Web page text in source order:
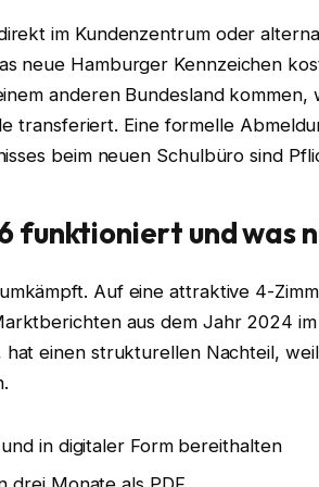
im Kundenzentrum oder
neue Hamburger Kennzeichen
anderen Bundesland kommen,
transferiert. Eine formelle
beim neuen Schulbüro sind
funktioniert und was
Auf eine attraktive 4-
aus dem Jahr 2024
einen strukturellen Nachteil,
in digitaler Form bereithalten